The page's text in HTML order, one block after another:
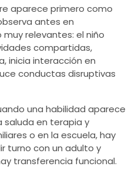
aparece primero como
antes en
relevantes: el niño
compartidas,
inicia interacción en
conductas disruptivas
una habilidad aparece
saluda en terapia y
o en la escuela, hay
turno con un adulto y
transferencia funcional.